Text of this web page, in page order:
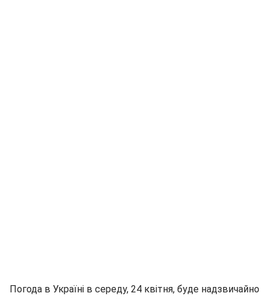
Погода в Україні в середу, 24 квітня, буде надзвичайно